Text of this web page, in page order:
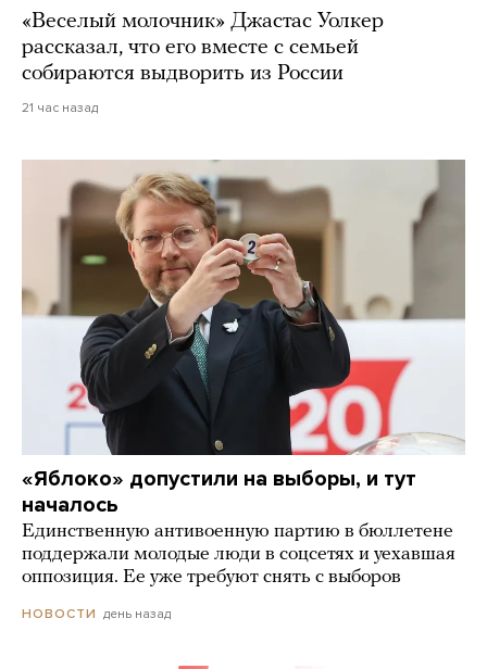
«Веселый молочник» Джастас Уолкер
рассказал, что его вместе с семьей
собираются выдворить из России
21 час назад
«Яблоко» допустили на выборы, и тут
началось
Единственную антивоенную партию в бюллетене
поддержали молодые люди в соцсетях и уехавшая
оппозиция. Ее уже требуют снять с выборов
НОВОСТИ день назад